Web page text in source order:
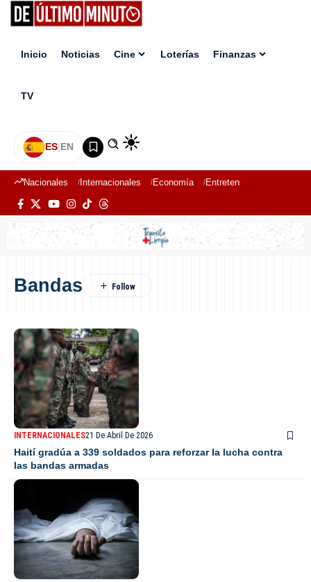
Inicio Noticias Cine Loterías Finanzas
TV
ES|EN
Nacionales Internacionales Economía Entretenimiento
Bandas
INTERNACIONALES21 De Abril De 2026
Haití gradúa a 339 soldados para reforzar la lucha contra
las bandas armadas